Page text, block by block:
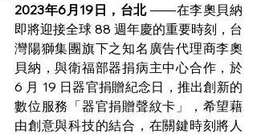
2023年6月19日，台北 ——在李奧貝納
即將迎接全球 88 週年慶的重要時刻，台
灣陽獅集團旗下之知名廣告代理商李奧
貝納，與衛福部器捐病主中心合作，於
6 月 19 日器官捐贈紀念日，推出創新的
數位服務「器官捐贈聲紋卡」，希望藉
由創意與科技的結合，在關鍵時刻將人